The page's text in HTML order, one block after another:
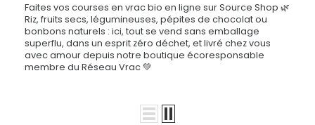
Faites vos courses en vrac bio en ligne sur Source Shop 🌿
Riz, fruits secs, légumineuses, pépites de chocolat ou
bonbons naturels : ici, tout se vend sans emballage
superflu, dans un esprit zéro déchet, et livré chez vous
avec amour depuis notre boutique écoresponsable
membre du Réseau Vrac 💚